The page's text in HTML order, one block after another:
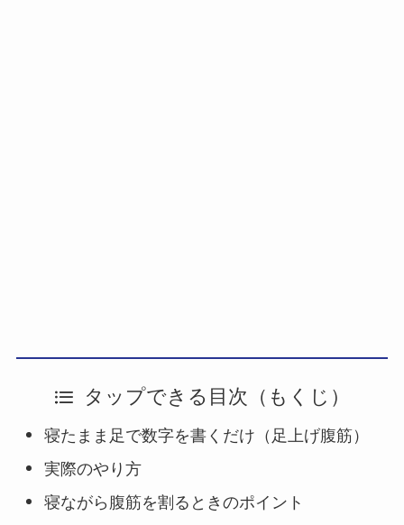
タップできる目次（もくじ）
寝たまま足で数字を書くだけ（足上げ腹筋）
実際のやり方
寝ながら腹筋を割るときのポイント